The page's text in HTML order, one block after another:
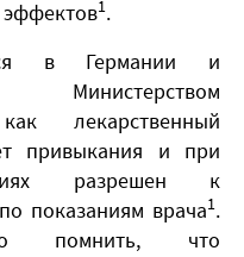
1.
в Германии и
лекарственный
привыкания и при
разрешен к
показаниям врача1.
помнить, что